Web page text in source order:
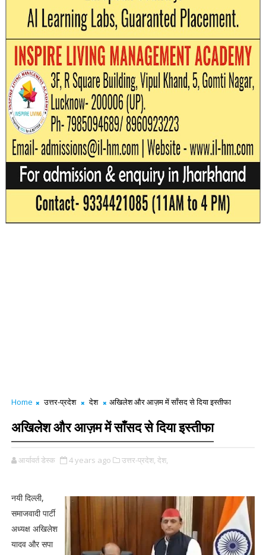
Home उत्तर-प्रदेश देश अखिलेश और आज़म में साँसद से दिया इस्तीफा
अखिलेश और आज़म में साँसद से दिया इस्तीफा
आर्यावर्त डेस्क 4 years ago उत्तर-प्रदेश, देश,
नयी दिल्ली,
समाजवादी पार्टी
अध्यक्ष अखिलेश
यादव और सपा